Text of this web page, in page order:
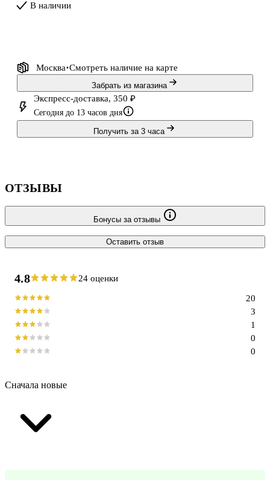
В наличии
Москва Смотреть наличие на карте
Забрать из магазина
Экспресс-доставка, 350 ₽
Сегодня до 13 часов дня
Получить за 3 часа
ОТЗЫВЫ
Бонусы за отзывы
Оставить отзыв
4.8 24 оценки
0
0
1
3
20
Сначала новые